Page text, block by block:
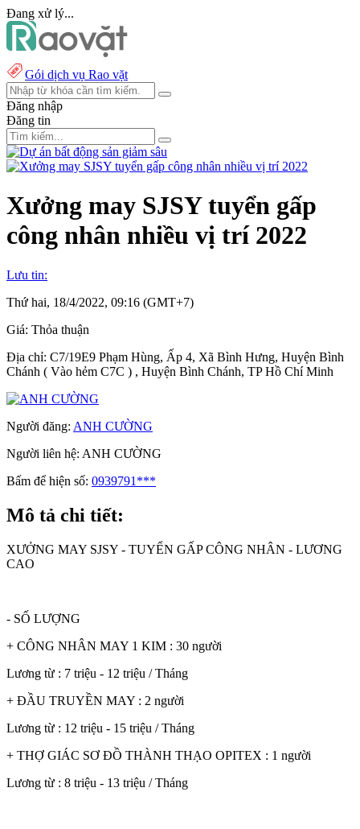
Đang xử lý...
Gói dịch vụ Rao vặt
Đăng nhập
Đăng tin
Xưởng may SJSY tuyển gấp
công nhân nhiều vị trí 2022
Lưu tin:
Thứ hai, 18/4/2022, 09:16 (GMT+7)
Giá: Thỏa thuận
Địa chỉ: C7/19E9 Phạm Hùng, Ấp 4, Xã Bình Hưng, Huyện Bình
Chánh ( Vào hẻm C7C ) , Huyện Bình Chánh, TP Hồ Chí Minh
Người đăng: ANH CƯỜNG
Người liên hệ: ANH CƯỜNG
Bấm để hiện số: 0939791***
Mô tả chi tiết:
XƯỞNG MAY SJSY - TUYỂN GẤP CÔNG NHÂN - LƯƠNG
CAO
- SỐ LƯỢNG
+ CÔNG NHÂN MAY 1 KIM : 30 người
Lương từ : 7 triệu - 12 triệu / Tháng
+ ĐẦU TRUYỀN MAY : 2 người
Lương từ : 12 triệu - 15 triệu / Tháng
+ THỢ GIÁC SƠ ĐỒ THÀNH THẠO OPITEX : 1 người
Lương từ : 8 triệu - 13 triệu / Tháng